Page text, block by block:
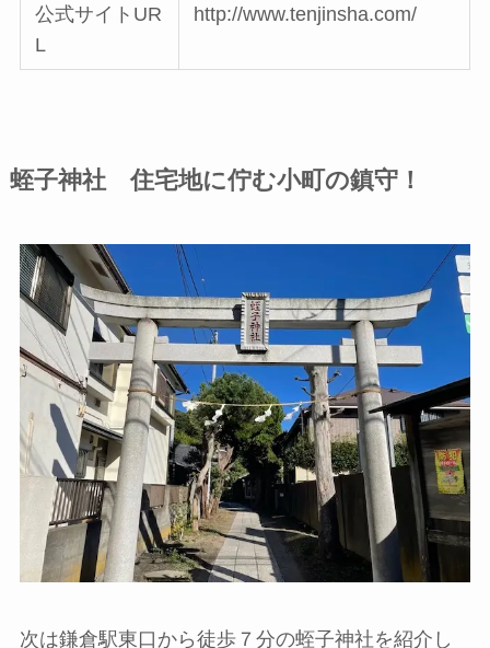
公式サイトUR
L
http://www.tenjinsha.com/
蛭子神社 住宅地に佇む小町の鎮守！
次は鎌倉駅東口から徒歩７分の蛭子神社を紹介し